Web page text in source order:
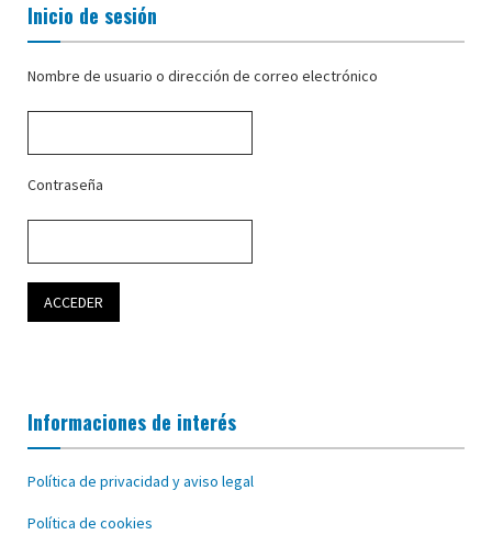
Inicio de sesión
Nombre de usuario o dirección de correo electrónico
Contraseña
Informaciones de interés
Política de privacidad y aviso legal
Política de cookies